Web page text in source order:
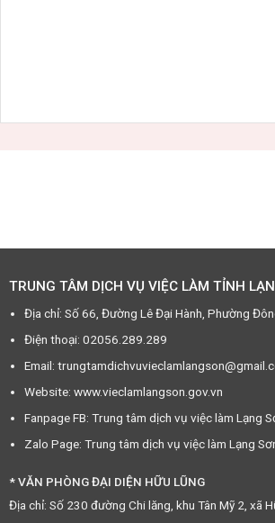
TRUNG TÂM DỊCH VỤ VIỆC LÀM TỈNH
Địa chỉ: Số 66, Đường Lê Đại Hành, Phường
Điện thoại: 02056.289.289
Email:
Website: www.vieclamlangson.gov.vn
Fanpage FB: Trung tâm dịch vụ việc làm Lạng
Zalo Page: Trung tâm dịch vụ việc làm Lạng
* VĂN PHÒNG ĐẠI DIỆN HỮU LŨNG
Địa chỉ: Số 230 đường Chi lăng, khu Tân Mỹ 2, xã